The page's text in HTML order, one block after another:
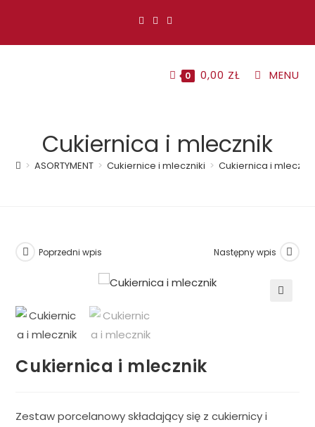
0 0,00 ZŁ MENU
Cukiernica i mlecznik
> ASORTYMENT > Cukiernice i mleczniki > Cukiernica i mlecznik
Poprzedni wpis Następny wpis
Cukiernica i mlecznik
Zestaw porcelanowy składający się z cukiernicy i